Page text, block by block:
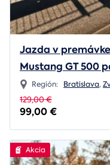
Jazda v
Mustang GT 500
Región: Bratislava,
129,00 €
99,00 €
Akcia